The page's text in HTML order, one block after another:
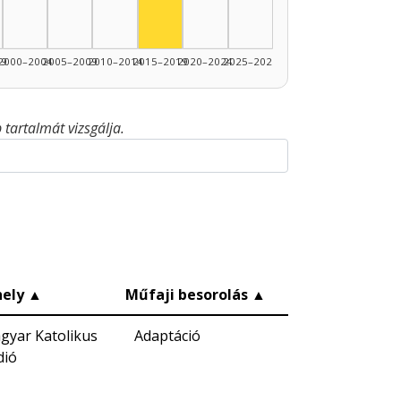
2005–20092010–20142015–20192020–20242025–2026
tartalmát vizsgálja.
▲ Műfaji besorolás ▲
Katolikus
Adaptáció